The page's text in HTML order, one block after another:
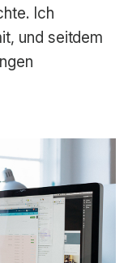
Ich
und seitdem